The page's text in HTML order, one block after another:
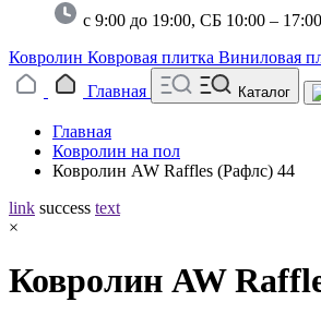
с 9:00 до 19:00, СБ 10:00 –
Ковролин Ковровая плитка Виниловая
Главная
Каталог
Главная
Ковролин на пол
Ковролин AW Raffles (Рафлс) 44
link success text
×
Ковролин AW